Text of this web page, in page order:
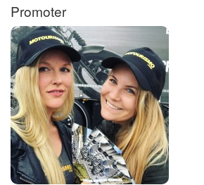
Promoter